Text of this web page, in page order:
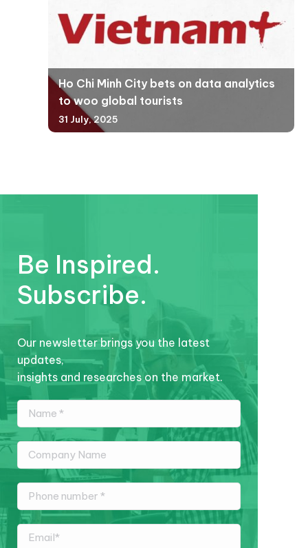
Ho Chi Minh City bets on data analytics
to woo global tourists
31 July, 2025
Be Inspired.
Subscribe.
Our newsletter brings you the latest
updates,
insights and researches on the market.